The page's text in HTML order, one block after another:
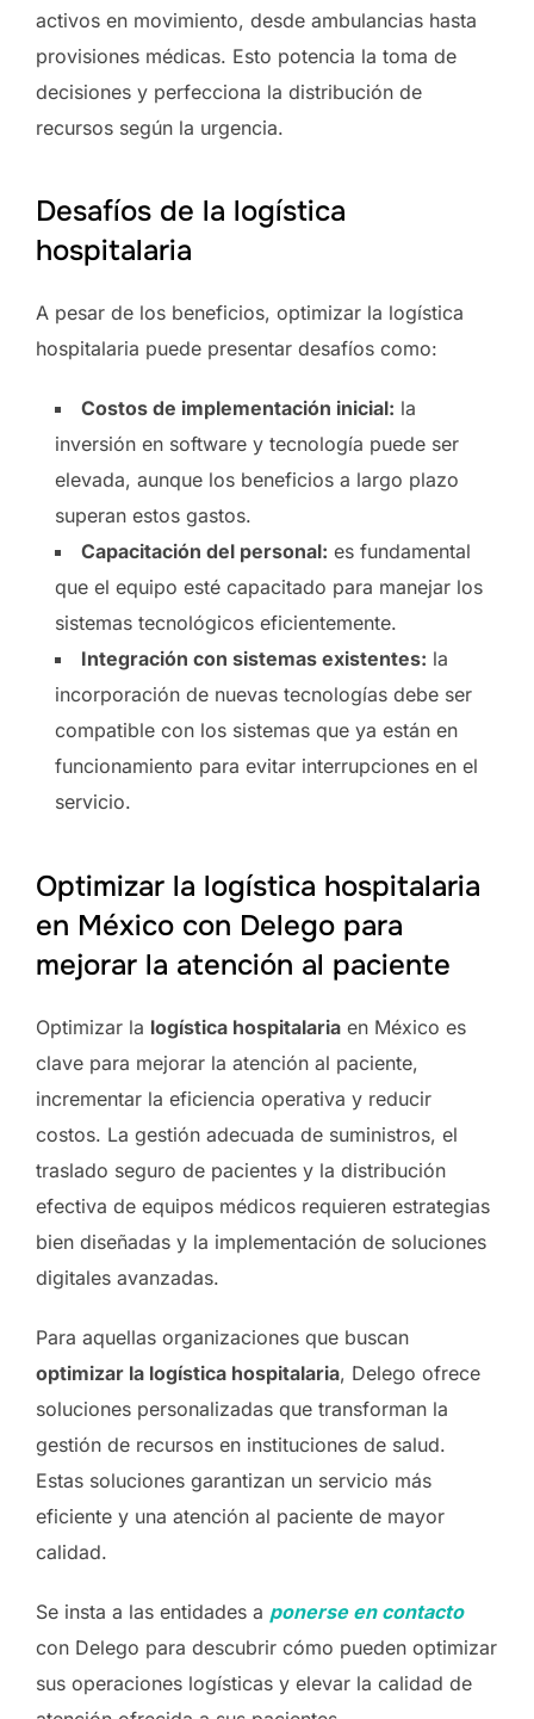
activos en movimiento, desde ambulancias hasta
provisiones médicas. Esto potencia la toma de
decisiones y perfecciona la distribución de
recursos según la urgencia.
Desafíos de la logística
hospitalaria
A pesar de los beneficios, optimizar la logística
hospitalaria puede presentar desafíos como:
Costos de implementación inicial: la
inversión en software y tecnología puede ser
elevada, aunque los beneficios a largo plazo
superan estos gastos.
Capacitación del personal: es fundamental
que el equipo esté capacitado para manejar los
sistemas tecnológicos eficientemente.
Integración con sistemas existentes: la
incorporación de nuevas tecnologías debe ser
compatible con los sistemas que ya están en
funcionamiento para evitar interrupciones en el
servicio.
Optimizar la logística hospitalaria
en México con Delego para
mejorar la atención al paciente
Optimizar la logística hospitalaria en México es
clave para mejorar la atención al paciente,
incrementar la eficiencia operativa y reducir
costos. La gestión adecuada de suministros, el
traslado seguro de pacientes y la distribución
efectiva de equipos médicos requieren estrategias
bien diseñadas y la implementación de soluciones
digitales avanzadas.
Para aquellas organizaciones que buscan
optimizar la logística hospitalaria, Delego ofrece
soluciones personalizadas que transforman la
gestión de recursos en instituciones de salud.
Estas soluciones garantizan un servicio más
eficiente y una atención al paciente de mayor
calidad.
Se insta a las entidades a ponerse en contacto
con Delego para descubrir cómo pueden optimizar
sus operaciones logísticas y elevar la calidad de